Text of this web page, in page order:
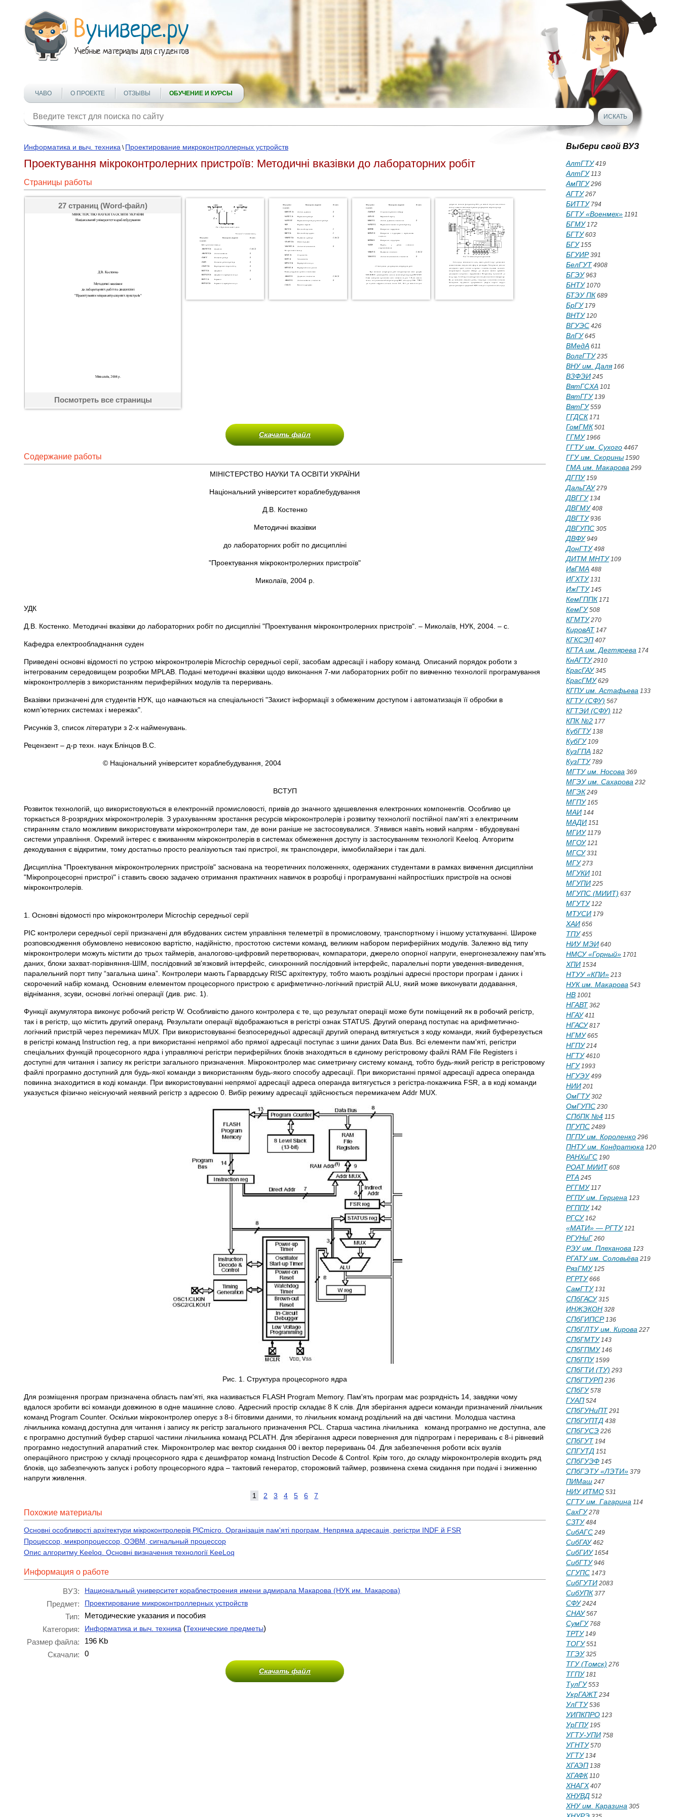
ЧАВО О ПРОЕКТЕ ОТЗЫВЫ ОБУЧЕНИЕ И КУРСЫ
Информатика и выч. техника \ Проектирование микроконтроллерных устройств
Проектування мікроконтролерних пристроїв: Методичні вказівки до лабораторних робіт
Страницы работы
27 страниц (Word-файл)
Посмотреть все страницы
Скачать файл
Содержание работы
МІНІСТЕРСТВО НАУКИ ТА ОСВІТИ УКРАЇНИ
Національний університет кораблебудування
Д.В. Костенко
Методичні вказівки
до лабораторних робіт по дисципліні
"Проектування мікроконтролерних пристроїв"
Миколаїв, 2004 р.
УДК
Д.В. Костенко. Методичні вказівки до лабораторних робіт по дисципліні "Проектування мікроконтролерних пристроїв". – Миколаїв, НУК, 2004. – с.
Кафедра електрообладнання суден
Приведені основні відомості по устрою мікроконтролерів Microchip середньої серії, засобам адресації і набору команд. Описаний порядок роботи з
інтегрованим середовищем розробки MPLAB. Подані методичні вказівки щодо виконання 7-ми лабораторних робіт по вивченню технології програмування
мікроконтроллерів з використанням периферійних модулів та переривань.
Вказівки призначені для студентів НУК, що навчаються на спеціальності "Захист інформації з обмеженим доступом і автоматизація її обробки в
комп’ютерних системах і мережах".
Рисунків 3, список літератури з 2-х найменувань.
Рецензент – д-р техн. наук Блінцов В.С.
© Національний університет кораблебудування, 2004
ВСТУП
Розвиток технологій, що використовуються в електронній промисловості, привів до значного здешевлення електронних компонентів. Особливо це
торкається 8-розрядних мікроконтролерів. З урахуванням зростання ресурсів мікроконтролерів і розвитку технології постійної пам'яті з електричним
стиранням стало можливим використовувати мікроконтролери там, де вони раніше не застосовувалися. З'явився навіть новий напрям - вбудовувані
системи управління. Окремий інтерес є вживанням мікроконтролерів в системах обмеження доступу із застосуванням технології Keeloq. Алгоритм
декодування є відкритим, тому достатньо просто реалізуються такі пристрої, як транспондери, іммобилайзери і так далі.
Дисципліна "Проектування мікроконтролерних пристроїв" заснована на теоретичних положеннях, одержаних студентами в рамках вивчення дисципліни
"Мікропроцесорні пристрої" і ставить своєю задачею отримання практичних навичок в розробці і програмуванні найпростіших пристроїв на основі
мікроконтролерів.
1. Основні відомості про мікроконтролери Microchip середньої серії
PIC контролери середньої серії призначені для вбудованих систем управління телеметрії в промисловому, транспортному і іншому устаткуванні. Широке
розповсюдження обумовлено невисокою вартістю, надійністю, простотою системи команд, великим набором периферійних модулів. Залежно від типу
мікроконтролери можуть містити до трьох таймерів, аналогово-цифровий перетворювач, компаратори, джерело опорної напруги, енергонезалежну пам'ять
даних, блоки захват-порівняння-ШІМ, послідовний зв'язковий інтерфейс, синхронний послідовний інтерфейс, паралельні порти уведення-виведення,
паралельний порт типу “загальна шина”. Контролери мають Гарвардську RISC архітектуру, тобто мають роздільні адресні простори програм і даних і
скорочений набір команд. Основним елементом процесорного пристрою є арифметично-логічний пристрій ALU, який може виконувати додавання,
віднімання, зсуви, основні логічні операції (див. рис. 1).
Функції акумулятора виконує робочий регістр W. Особливістю даного контролера є те, що результат операції може бути поміщений як в робочий регістр,
так і в регістр, що містить другий операнд. Результати операції відображаються в регістрі ознак STATUS. Другий операнд поступає на арифметично-
логічний пристрій через перемикач MUX. При використовуванні безпосередньої адресації другий операнд витягується з коду команди, який буферезується
в регістрі команд Instruction reg, а при використанні непрямої або прямої адресації поступає з шини даних Data Bus. Всі елементи пам'яті, регістри
спеціальних функцій процесорного ядра і управляючі регістри периферійних блоків знаходяться в єдиному регістровому файлі RAM File Registers і
доступні для читання і запису як регістри загального призначення. Мікроконтролер має симетричну систему команд, тобто будь-який регістр в регістровому
файлі програмно доступний для будь-якої команди з використанням будь-якого способу адресації. При використанні прямої адресації адреса операнда
повинна знаходитися в коді команди. При використовуванні непрямої адресації адреса операнда витягується з регістра-покажчика FSR, а в коді команди
указується фізично неіснуючий неявний регістр з адресою 0. Вибір режиму адресації здійснюється перемикачем Addr MUX.
Рис. 1. Структура процесорного ядра
Для розміщення програм призначена область пам'яті, яка називається FLASH Program Memory. Пам'ять програм має розрядність 14, завдяки чому
вдалося зробити всі команди довжиною в одне машинне слово. Адресний простір складає 8 К слів. Для зберігання адреси команди призначений лічильник
команд Program Counter. Оскільки мікроконтролер оперує з 8-і бітовими даними, то лічильник команд роздільний на дві частини. Молодша частина
лічильника команд доступна для читання і запису як регістр загального призначення PCL. Старша частина лічильника команд програмно не доступна, але
є програмно доступний буфер старшої частини лічильника команд PCLATH. Для зберігання адреси повернення для підпрограм і переривань є 8-і рівневий
програмно недоступний апаратний стек. Мікроконтролер має вектор скидання 00 і вектор переривань 04. Для забезпечення роботи всіх вузлів
операційного пристрою у складі процесорного ядра є дешифратор команд Instruction Decode & Control. Крім того, до складу мікроконтролерів входить ряд
блоків, що забезпечують запуск і роботу процесорного ядра – тактовий генератор, сторожовий таймер, розвинена схема скидання при подачі і зниженню
напруги живлення.
1 2 3 4 5 6 7
Похожие материалы
Основні особливості архітектури мікроконтролерів PlCmicro. Організація пам'яті програм. Непряма адресація, регістри INDF й FSR
Процессор, микропроцессор, ОЭВМ, сигнальный процессор
Опис алгоритму Keeloq. Основні визначення технології KeeLoq
Информация о работе
ВУЗ: Национальный университет кораблестроения имени адмирала Макарова (НУК им. Макарова)
Предмет: Проектирование микроконтроллерных устройств
Тип:
Методические указания и пособия
Категория:
Информатика и выч. техника (Технические предметы)
Размер файла:
196 Kb
Скачали:
0
Скачать файл
Выбери свой ВУЗ
АлтГТУ419
АлтГУ113
АмПГУ296
АГТУ267
БИТТУ794
БГТУ «Военмех» 1191
БГМУ172
БГТУ603
БГУ155
БГУИР391
БелГУТ 4908
БГЭУ963
БНТУ1070
БТЭУ ПК 689
БрГУ179
ВНТУ120
ВГУЭС 426
ВлГУ645
ВМедА 611
ВолгГТУ235
ВНУ им. Даля166
ВЗФЭИ 245
ВятГСХА 101
ВятГГУ139
ВятГУ559
ГГДСК 171
ГомГМК 501
ГГМУ1966
ГГТУ им. Сухого 4467
ГГУ им. Скорины 1590
ГМА им. Макарова 299
ДГПУ159
ДальГАУ279
ДВГГУ134
ДВГМУ408
ДВГТУ936
ДВГУПС 305
ДВФУ949
ДонГТУ498
ДИТМ МНТУ109
ИвГМА 488
ИГХТУ131
ИжГТУ145
КемГППК 171
КемГУ508
КГМТУ270
КировАТ 147
КГКСЭП 407
КГТА им. Дегтярева 174
КнАГТУ2910
КрасГАУ345
КрасГМУ629
КГПУ им. Астафьева 133
КГТУ (СФУ) 567
КГТЭИ (СФУ) 112
КПК №2 177
КубГТУ138
КубГУ109
КузГПА 182
КузГТУ789
МГТУ им. Носова 369
МГЭУ им. Сахарова 232
МГЭК 249
МГПУ165
МАИ 144
МАДИ 151
МГИУ1179
МГОУ121
МГСУ331
МГУ273
МГУКИ 101
МГУПИ 225
МГУПС (МИИТ) 637
МГУТУ122
МТУСИ 179
ХАИ 656
ТПУ455
НИУ МЭИ 640
НМСУ «Горный» 1701
ХПИ 1534
НТУУ «КПИ» 213
НУК им. Макарова 543
НВ 1001
НГАВТ 362
НГАУ411
НГАСУ817
НГМУ665
НГПУ214
НГТУ4610
НГУ1993
НГУЭУ499
НИИ 201
ОмГТУ302
ОмГУПС 230
СПбПК №4 115
ПГУПС 2489
ПГПУ им. Короленко 296
ПНТУ им. Кондратюка 120
РАНХиГС 190
РОАТ МИИТ 608
РТА 245
РГГМУ117
РГПУ им. Герцена 123
РГППУ142
РГСУ162
«МАТИ» — РГТУ121
РГУНиГ 260
РЭУ им. Плеханова 123
РГАТУ им. Соловьёва 219
РязГМУ125
РГРТУ666
СамГТУ131
СПбГАСУ315
ИНЖЭКОН 328
СПбГИПСР136
СПбГЛТУ им. Кирова 227
СПбГМТУ143
СПбГПМУ146
СПбГПУ1599
СПбГТИ (ТУ) 293
СПбГТУРП 236
СПбГУ578
ГУАП 524
СПбГУНиПТ 291
СПбГУПТД 438
СПбГУСЭ 226
СПбГУТ 194
СПГУТД 151
СПбГУЭФ 145
СПбГЭТУ «ЛЭТИ» 379
ПИМаш 247
НИУ ИТМО 531
СГТУ им. Гагарина 114
СахГУ278
СЗТУ484
СибАГС 249
СибГАУ462
СибГИУ1654
СибГТУ946
СГУПС 1473
СибГУТИ 2083
СибУПК 377
СФУ2424
СНАУ567
СумГУ768
ТРТУ149
ТОГУ551
ТГЭУ325
ТГУ (Томск) 276
ТГПУ181
ТулГУ553
УкрГАЖТ 234
УлГТУ536
УИПКПРО 123
УрГПУ195
УГТУ-УПИ 758
УГНТУ570
УГТУ134
ХГАЭП 138
ХГАФК 110
ХНАГХ 407
ХНУВД 512
ХНУ им. Каразина 305